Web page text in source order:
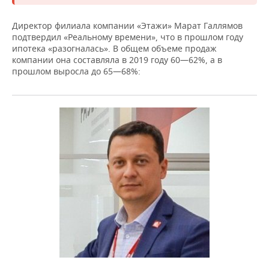
Директор филиала компании «Этажи» Марат Галлямов
подтвердил «Реальному времени», что в прошлом году
ипотека «разогналась». В общем объеме продаж
компании она составляла в 2019 году 60—62%, а в
прошлом выросла до 65—68%: